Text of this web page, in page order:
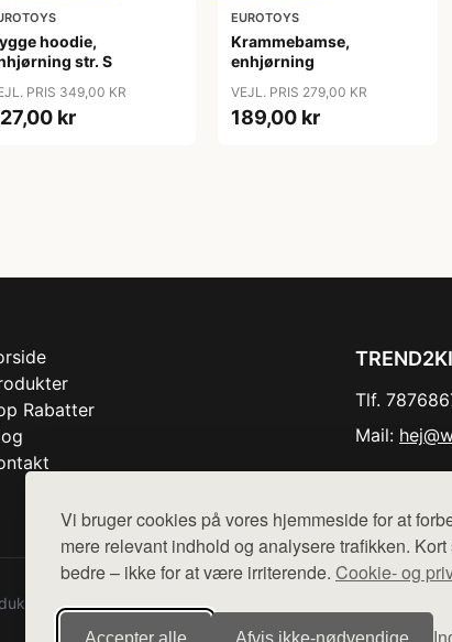
Vi bruger cookies på vores hjemmeside for at
mere relevant indhold og analysere trafikken.
bedre – ikke for at være irriterende. Cookie- og
Accepter alle Afvis ikke‑nødvendige
hoodie,
str. S
PRIS 349,00 KR
kr
EUROTOYS
Krammebamse,
enhjørning
VEJL. PRIS 279,00 KR
189,00 kr
Rabatter
Tlf.
Mail:
fra diverse webshops. Der sælges ikke varer fra denne